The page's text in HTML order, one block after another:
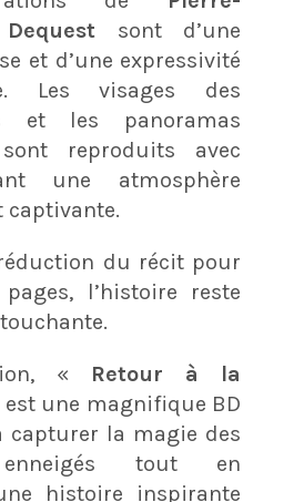
sont d’une
et d’une expressivité
Les visages des
et les panoramas
reproduits avec
une atmosphère
captivante.
du récit pour
l’histoire reste
« Retour à la
est une magnifique BD
capturer la magie des
enneigés tout en
histoire inspirante